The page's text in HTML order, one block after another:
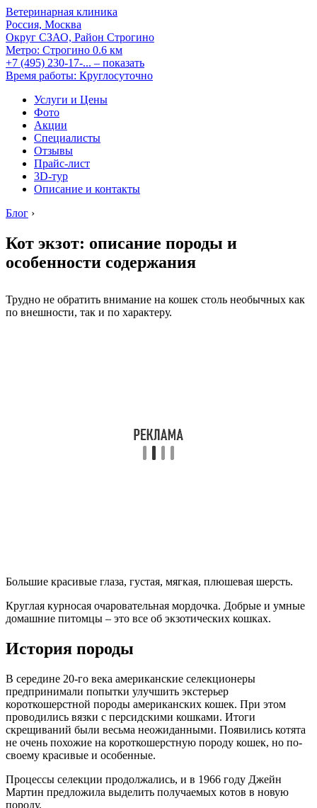
Ветеринарная клиника
Россия, Москва
Округ СЗАО, Район Строгино
Метро: Строгино 0.6 км
+7 (495) 230-17-... – показать
Время работы: Круглосуточно
Услуги и Цены
Фото
Акции
Специалисты
Отзывы
Прайс-лист
3D-тур
Описание и контакты
Блог ›
Кот экзот: описание породы и
особенности содержания
Трудно не обратить внимание на кошек столь необычных как
по внешности, так и по характеру.
Большие красивые глаза, густая, мягкая, плюшевая шерсть.
Круглая курносая очаровательная мордочка. Добрые и умные
домашние питомцы – это все об экзотических кошках.
История породы
В середине 20-го века американские селекционеры
предпринимали попытки улучшить экстерьер
короткошерстной породы американских кошек. При этом
проводились вязки с персидскими кошками. Итоги
скрещиваний были весьма неожиданными. Появились котята
не очень похожие на короткошерстную породу кошек, но по-
своему красивые и особенные.
Процессы селекции продолжались, и в 1966 году Джейн
Мартин предложила выделить получаемых котов в новую
породу.